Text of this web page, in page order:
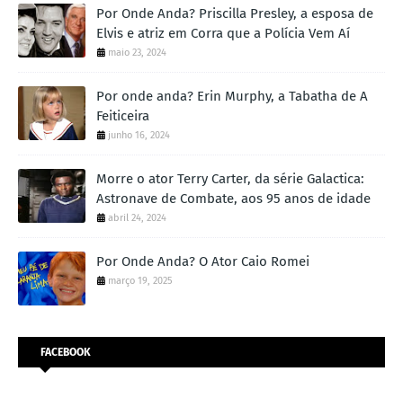
Por Onde Anda? Priscilla Presley, a esposa de
Elvis e atriz em Corra que a Polícia Vem Aí
maio 23, 2024
Por onde anda? Erin Murphy, a Tabatha de A
Feiticeira
junho 16, 2024
Morre o ator Terry Carter, da série Galactica:
Astronave de Combate, aos 95 anos de idade
abril 24, 2024
Por Onde Anda? O Ator Caio Romei
março 19, 2025
FACEBOOK